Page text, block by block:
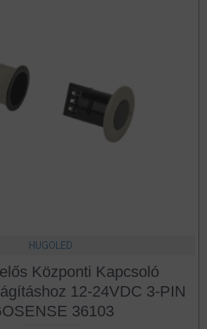
HUGOLED
Központi Kapcsoló
12-24VDC 3-PIN
36103